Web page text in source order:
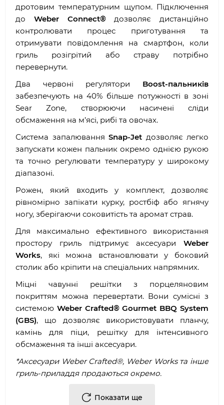
дротовим температурним щупом. Підключення
до Weber Connect®дозволяє дистанційно
контролювати процес приготування та
отримувати повідомлення на смартфон, коли
гриль розігрітий або страву потрібно
перевернути.
Два червоні регулятори Boost-пальників
забезпечують на 40% більше потужності в зоні
Sear Zone, створюючи насичені сліди
обсмаження на м’ясі, рибі та овочах.
Система запалювання Snap-Jet дозволяє легко
запускати кожен пальник окремо однією рукою
та точно регулювати температуру у широкому
діапазоні.
Рожен, який входить у комплект, дозволяє
рівномірно запікати курку, ростбіф або ягнячу
ногу, зберігаючи соковитість та аромат страв.
Для максимально ефективного використання
простору гриль підтримує аксесуари Weber
Works, які можна встановлювати у боковий
столик або кріпити на спеціальних напрямних.
Міцні чавунні решітки з порцеляновим
покриттям можна перевертати. Вони сумісні з
системою Weber Crafted® Gourmet BBQ System
(GBS), що дозволяє використовувати планчу,
камінь для піци, решітку для інтенсивного
обсмаження та інші аксесуари.
*Аксесуари Weber Crafted®, Weber Works та інше
гриль-приладдя продаються окремо.
Показати ще